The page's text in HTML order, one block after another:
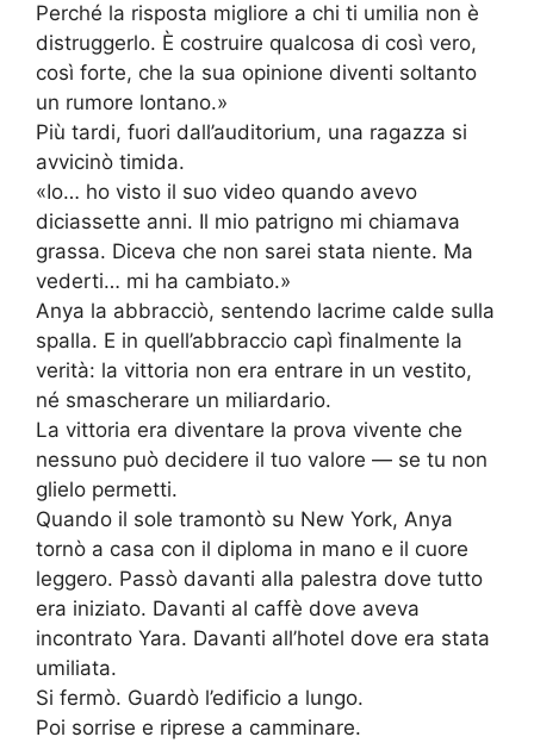
Perché la risposta migliore a chi ti umilia non è
distruggerlo. È costruire qualcosa di così vero,
così forte, che la sua opinione diventi soltanto
un rumore lontano.»
Più tardi, fuori dall’auditorium, una ragazza si
avvicinò timida.
«Io… ho visto il suo video quando avevo
diciassette anni. Il mio patrigno mi chiamava
grassa. Diceva che non sarei stata niente. Ma
vederti… mi ha cambiato.»
Anya la abbracciò, sentendo lacrime calde sulla
spalla. E in quell’abbraccio capì finalmente la
verità: la vittoria non era entrare in un vestito,
né smascherare un miliardario.
La vittoria era diventare la prova vivente che
nessuno può decidere il tuo valore — se tu non
glielo permetti.
Quando il sole tramontò su New York, Anya
tornò a casa con il diploma in mano e il cuore
leggero. Passò davanti alla palestra dove tutto
era iniziato. Davanti al caffè dove aveva
incontrato Yara. Davanti all’hotel dove era stata
umiliata.
Si fermò. Guardò l’edificio a lungo.
Poi sorrise e riprese a camminare.